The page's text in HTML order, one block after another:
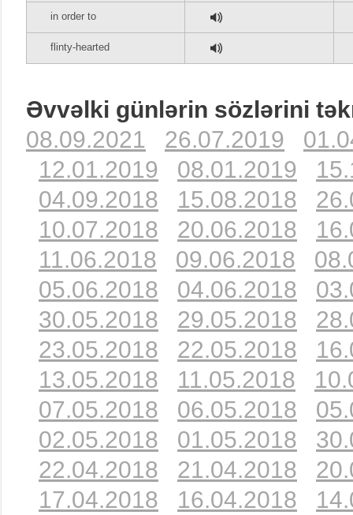
in order to
flinty-hearted
Əvvəlki günlərin sözlərini
08.09.2021
26.07.2019
12.01.2019
08.01.2019
04.09.2018
15.08.2018
10.07.2018
20.06.2018
11.06.2018
09.06.2018
05.06.2018
04.06.2018
30.05.2018
29.05.2018
23.05.2018
22.05.2018
13.05.2018
11.05.2018
07.05.2018
06.05.2018
02.05.2018
01.05.2018
22.04.2018
21.04.2018
17.04.2018
16.04.2018